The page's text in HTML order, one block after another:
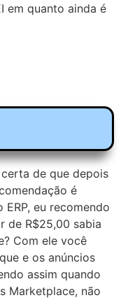
em quanto ainda é
de que depois
é
eu recomendo
de R$25,00 sabia
Com ele você
e os anúncios
assim quando
Marketplace, não